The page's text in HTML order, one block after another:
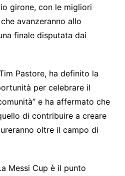
girone, con le migliori
avanzeranno allo
finale disputata dai
Pastore, ha definito la
per celebrare il
e ha affermato che
di contribuire a creare
oltre il campo di
Messi Cup è il punto